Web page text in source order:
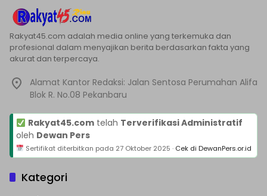
Rakyat45.com adalah media online yang terkemuka dan
profesional dalam menyajikan berita berdasarkan fakta yang
akurat dan terpercaya.
Alamat Kantor Redaksi: Jalan Sentosa Perumahan Alifa
Blok R. No.08 Pekanbaru
Rakyat45.comtelah Terverifikasi Administratif
oleh Dewan Pers
Sertifikat diterbitkan pada 27 Oktober 2025 · Cek di DewanPers.or.id
Kategori